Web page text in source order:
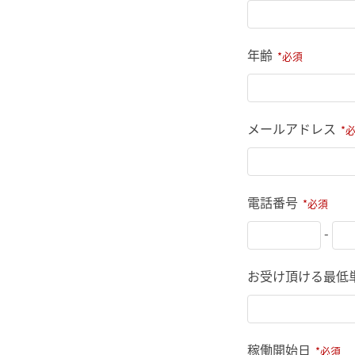
年齢
メールアドレス
電話番号
-
お受け頂ける最低
稼働開始日